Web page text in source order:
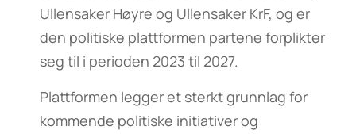
Ullensaker Høyre og Ullensaker KrF, og er
den politiske plattformen partene forplikter
seg til i perioden 2023 til 2027.
Plattformen legger et sterkt grunnlag for
kommende politiske initiativer og